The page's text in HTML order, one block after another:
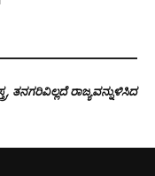
ತನಗರಿವಿಲ್ಲದೆ ರಾಜ್ಯವನ್ನುಳಿಸಿದ